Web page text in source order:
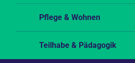
Pflege & Wohnen
Teilhabe & Pädagogik